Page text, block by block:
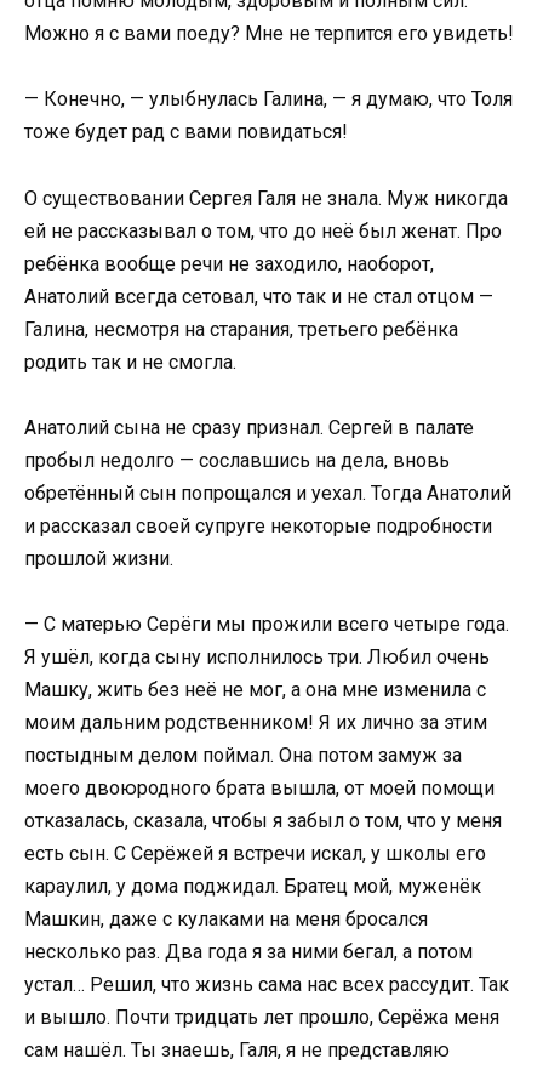
Можно я с вами поеду? Мне не терпится его увидеть!
— Конечно, — улыбнулась Галина, — я думаю, что Толя
тоже будет рад с вами повидаться!
О существовании Сергея Галя не знала. Муж никогда
ей не рассказывал о том, что до неё был женат. Про
ребёнка вообще речи не заходило, наоборот,
Анатолий всегда сетовал, что так и не стал отцом —
Галина, несмотря на старания, третьего ребёнка
родить так и не смогла.
Анатолий сына не сразу признал. Сергей в палате
пробыл недолго — сославшись на дела, вновь
обретённый сын попрощался и уехал. Тогда Анатолий
и рассказал своей супруге некоторые подробности
прошлой жизни.
— С матерью Серёги мы прожили всего четыре года.
Я ушёл, когда сыну исполнилось три. Любил очень
Машку, жить без неё не мог, а она мне изменила с
моим дальним родственником! Я их лично за этим
постыдным делом поймал. Она потом замуж за
моего двоюродного брата вышла, от моей помощи
отказалась, сказала, чтобы я забыл о том, что у меня
есть сын. С Серёжей я встречи искал, у школы его
караулил, у дома поджидал. Братец мой, муженёк
Машкин, даже с кулаками на меня бросался
несколько раз. Два года я за ними бегал, а потом
устал… Решил, что жизнь сама нас всех рассудит. Так
и вышло. Почти тридцать лет прошло, Серёжа меня
сам нашёл. Ты знаешь, Галя, я не представляю